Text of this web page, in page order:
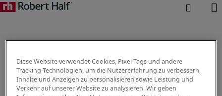
Diese Website verwendet Cookies, Pixel-Tags und andere
Tracking-Technologien, um die Nutzererfahrung zu verbessern,
Inhalte und Anzeigen zu personalisieren sowie Leistung und
Verkehr auf unserer Website zu analysieren. Wir geben